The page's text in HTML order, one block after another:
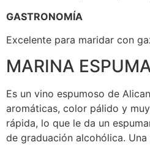
GASTRONOMÍA
Excelente para maridar con
MARINA
Es un vino espumoso de
aromáticas, color pálido y
rápida, lo que le da un
de graduación alcohólica.